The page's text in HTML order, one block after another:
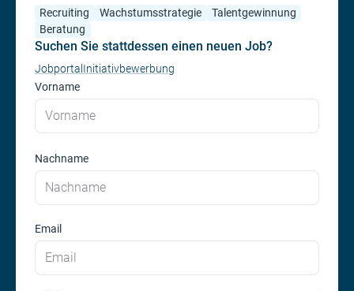
Recruiting Wachstumsstrategie
Talentgewinnung
Beratung
Suchen Sie stattdessen einen neuen Job?
Jobportal Initiativbewerbung
Vorname
Nachname
Email